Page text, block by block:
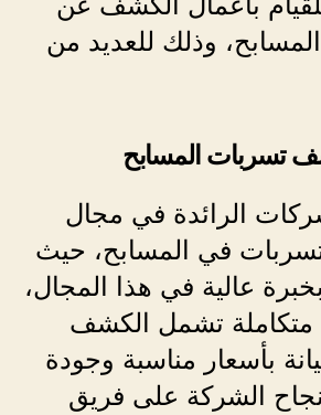
وذلك للعديد من
تسربات المسابح
الرائدة في مجال
في المسابح، حيث
عالية في هذا المجال،
تشمل الكشف
بأسعار مناسبة وجودة
نجاح الشركة على فريق